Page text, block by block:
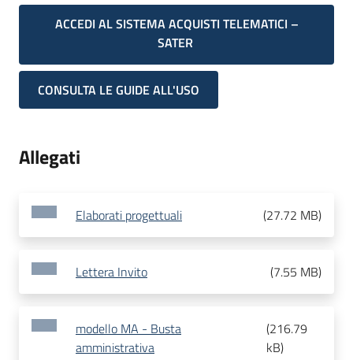
ACCEDI AL SISTEMA ACQUISTI TELEMATICI –
SATER
CONSULTA LE GUIDE ALL'USO
Allegati
Elaborati progettuali (27.72 MB)
Lettera Invito (7.55 MB)
modello MA - Busta
amministrativa
(216.79
kB)